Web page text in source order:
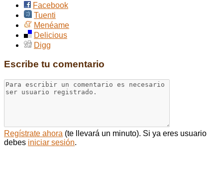
Facebook
Tuenti
Menéame
Delicious
Digg
Escribe tu comentario
Regístrate ahora (te llevará un minuto). Si ya eres usuario
debes iniciar sesión.